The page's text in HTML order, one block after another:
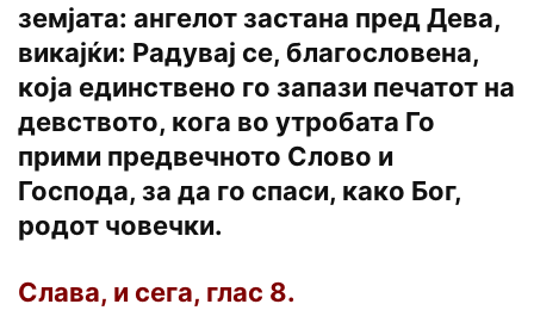
земјата: ангелот застана пред Дева,
викајќи: Радувај се, благословена,
која единствено го запази печатот на
девството, кога во утробата Го
прими предвечното Слово и
Господа, за да го спаси, како Бог,
родот човечки.
Слава, и сега, глас 8.